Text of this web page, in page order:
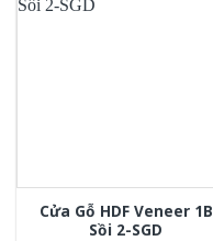
Cửa Gỗ HDF Veneer 1B
Sồi 2-SGD